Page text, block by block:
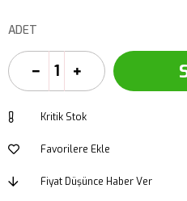
ADET
Kritik Stok
Favorilere Ekle
Fiyat Düşünce Haber Ver